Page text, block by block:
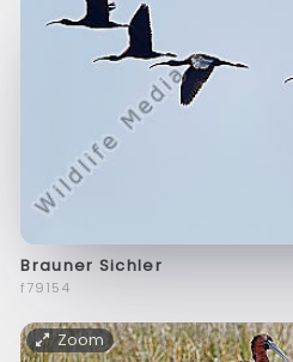
Brauner Sichler
f79154
Zoom